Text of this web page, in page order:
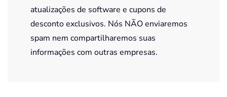
atualizações de software e cupons de
desconto exclusivos. Nós NÃO enviaremos
spam nem compartilharemos suas
informações com outras empresas.